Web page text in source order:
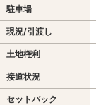
駐車場
現況/引渡し
土地権利
接道状況
セットバック